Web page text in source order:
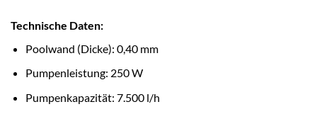
Technische Daten:
Poolwand (Dicke): 0,40 mm
Pumpenleistung: 250 W
Pumpenkapazität: 7.500 l/h